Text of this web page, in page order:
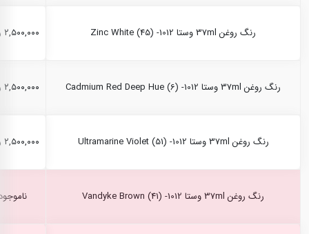
رنگ روغن 37ml وستا Zinc White (45) -1012 ۲,۵۰۰,۰۰۰ ریال
رنگ روغن 37ml وستا Cadmium Red Deep Hue (6) -1012 ۲,۵۰۰,۰۰۰ ریال
رنگ روغن 37ml وستا Ultramarine Violet (51) -1012 ۲,۵۰۰,۰۰۰ ریال
رنگ روغن 37ml وستا Vandyke Brown (41) -1012